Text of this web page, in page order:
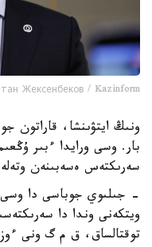
Жексенбеков / Kazinform
ونىڭ ايتۋىنشا،
بار. وسى ورايدا ءبىر
سەرىكتەس ەسەبىنەن
- جىلىوي جوباسى دا وسى
ويتكەنى وندا دا
توقتالساق، ق م گ ونى